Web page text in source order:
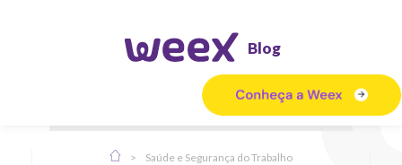
Blog
> Saúde e Segurança do Trabalho